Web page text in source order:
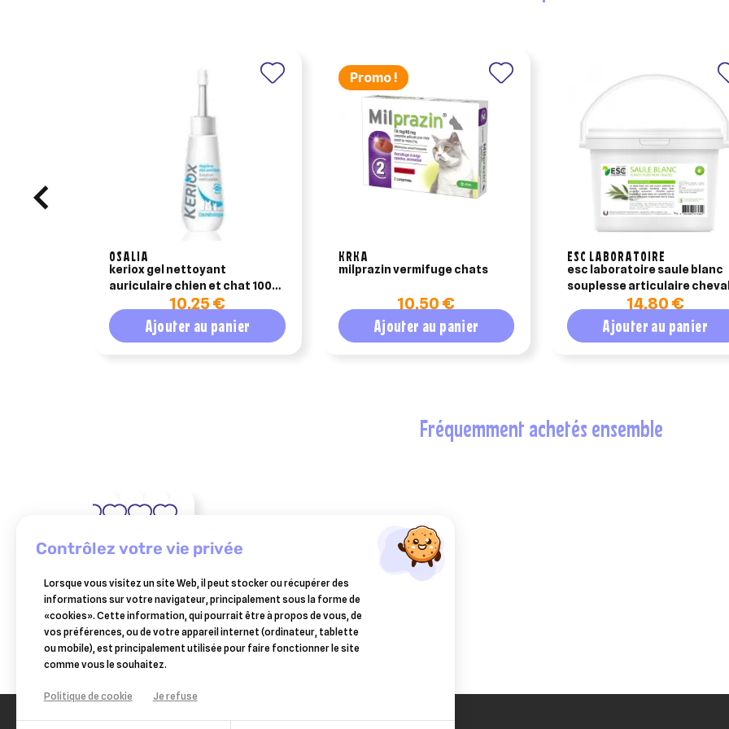
OSALIA
keriox gel nettoyant
auriculaire chien et chat 100
10,25 €
Ajouter au panier
Promo !
KRKA
milprazin vermifuge chats
10,50 €
Ajouter au panier
ESC LABORATOIRE
esc laboratoire saule blanc
souplesse articulaire cheval
14,80 €
Ajouter au panier
fréquemment achetés ensemble
clément
denticroc
hygiène
dentaire
chien
40g
15,94 €
Ajouter au panier
gingiva
11,10 €
Ajouter au panier
pro
adult
croquettes
sterilised
optirenal
saumon
10kg
79,58 €
Ajouter au panier
proplan
sterilised
nutrisavour
sauce
poulet
10x85g
10,33 €
Ajouter au panier
contrôlez votre vie privée
Lorsque vous visitez un site Web, il peut stocker ou récupérer des
informations sur votre navigateur, principalement sous la forme de
«cookies». Cette information, qui pourrait être à propos de vous, de
vos préférences, ou de votre appareil internet (ordinateur, tablette
ou mobile), est principalement utilisée pour faire fonctionner le site
comme vous le souhaitez.
Politique de cookie Je refuse